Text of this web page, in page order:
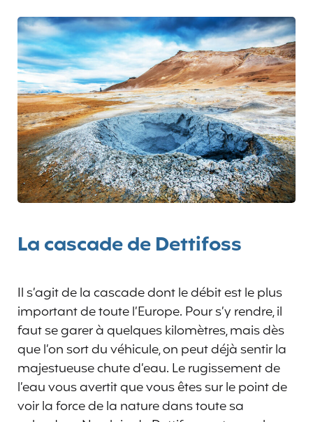
La cascade de Dettifoss
Il s’agit de la cascade dont le débit est le plus
important de toute l’Europe. Pour s’y rendre, il
faut se garer à quelques kilomètres, mais dès
que l’on sort du véhicule, on peut déjà sentir la
majestueuse chute d’eau. Le rugissement de
l’eau vous avertit que vous êtes sur le point de
voir la force de la nature dans toute sa